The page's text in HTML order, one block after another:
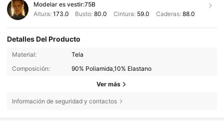
Modelar es vestir:75B
Altura: 173.0 Busto:80.0 Cintura: 59.0 Caderas: 88.0
Detalles Del Producto
Material:
Tela
Composición:
90% Poliamida,10% Elastano
Ver más
Información de seguridad y contactos